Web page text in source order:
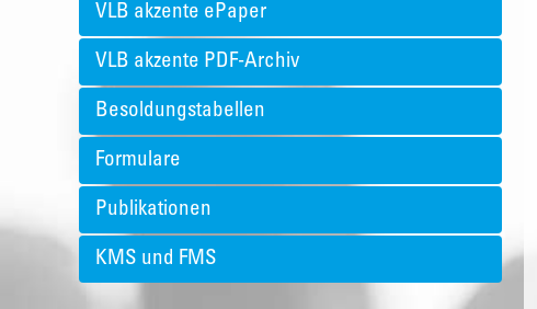
VLB akzente ePaper
VLB akzente PDF-Archiv
Besoldungstabellen
Formulare
Publikationen
KMS und FMS